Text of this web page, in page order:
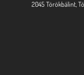
2045 Törökbálint,